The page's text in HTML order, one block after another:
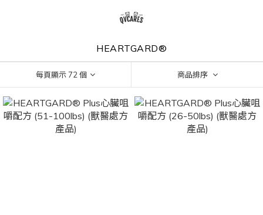
HEARTGARD®
每頁顯示 72 個 商品排序